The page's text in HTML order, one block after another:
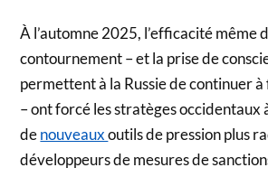
À l’automne 2025, l’efficacité même
contournement – et la prise de
permettent à la Russie de continuer
– ont forcé les stratèges occidentaux
denouveauxoutils de pression plus
développeurs de mesures de